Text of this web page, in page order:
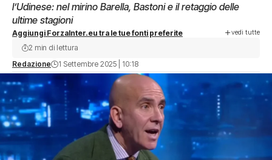
l’Udinese: nel mirino Barella, Bastoni e il retaggio delle
ultime stagioni
Aggiungi ForzaInter.eu tra le tue fonti preferite vedi tutte
Redazione 1 Settembre 2025 | 10:18
2 min di lettura